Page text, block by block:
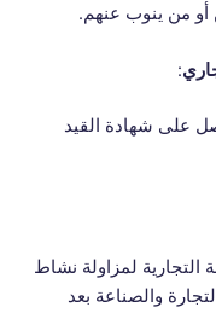
من ينوب عنهم.
:
على شهادة القيد
لمزاولة نشاط
والصناعة بعد